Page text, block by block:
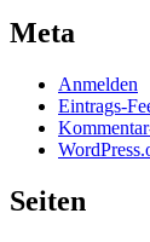
Meta
Anmelden
Eintrags-
Seiten